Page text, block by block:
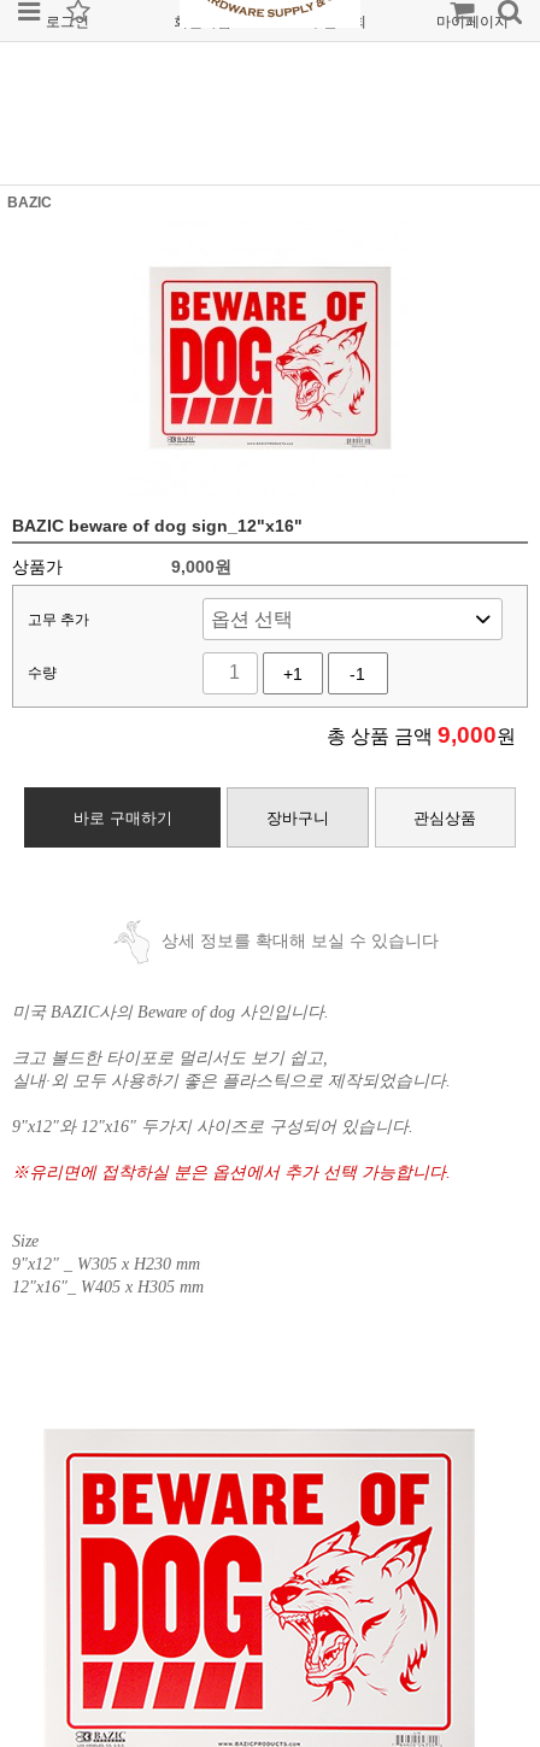
로그인 회원가입 주문조회 마이페이지
BAZIC
BAZIC beware of dog sign_12"x16"
상품가 9,000원
고무 추가
수량 +1 -1
총 상품 금액 9,000원
바로 구매하기 장바구니 관심상품
상세 정보를 확대해 보실 수 있습니다
미국 BAZIC사의 Beware of dog 사인입니다.
크고 볼드한 타이포로 멀리서도 보기 쉽고,
실내·외 모두 사용하기 좋은 플라스틱으로 제작되었습니다.
9"x12"와 12"x16" 두가지 사이즈로 구성되어 있습니다.
※유리면에 접착하실 분은 옵션에서 추가 선택 가능합니다.
Size
9"x12" _ W305 x H230 mm
12"x16"_ W405 x H305 mm